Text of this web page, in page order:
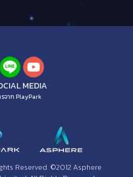
MEDIA
จาก PlayPark
Reserved. ©2012 Asphere